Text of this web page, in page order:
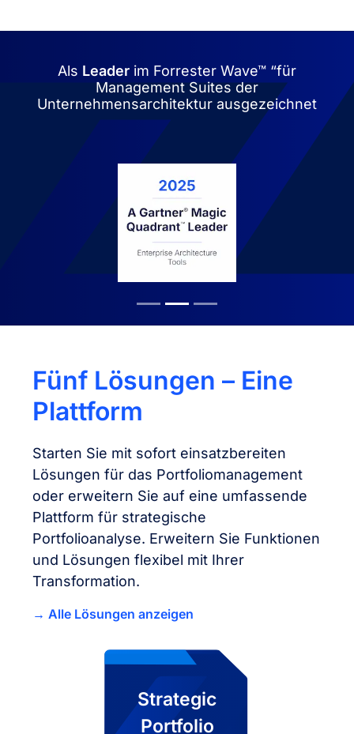
Als Leader im Forrester Wave™ “für
Management Suites der
Unternehmensarchitektur ausgezeichnet
Fünf Lösungen – Eine
Plattform
Starten Sie mit sofort einsatzbereiten
Lösungen für das Portfoliomanagement
oder erweitern Sie auf eine umfassende
Plattform für strategische
Portfolioanalyse. Erweitern Sie Funktionen
und Lösungen flexibel mit Ihrer
Transformation.
Alle Lösungen anzeigen
Strategic
Portfolio